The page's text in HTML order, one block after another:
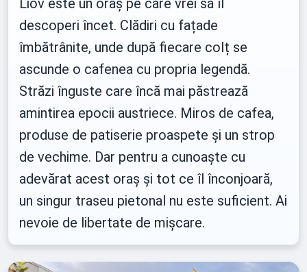
Liov este un oraș pe care vrei să îl
descoperi încet. Clădiri cu fațade
îmbătrânite, unde după fiecare colț se
ascunde o cafenea cu propria legendă.
Străzi înguste care încă mai păstrează
amintirea epocii austriece. Miros de cafea,
produse de patiserie proaspete și un strop
de vechime. Dar pentru a cunoaște cu
adevărat acest oraș și tot ce îl înconjoară,
un singur traseu pietonal nu este suficient. Ai
nevoie de libertate de mișcare.